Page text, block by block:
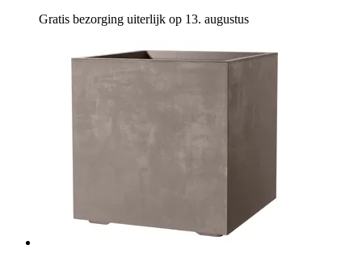
Gratis bezorging uiterlijk op 13. augustus